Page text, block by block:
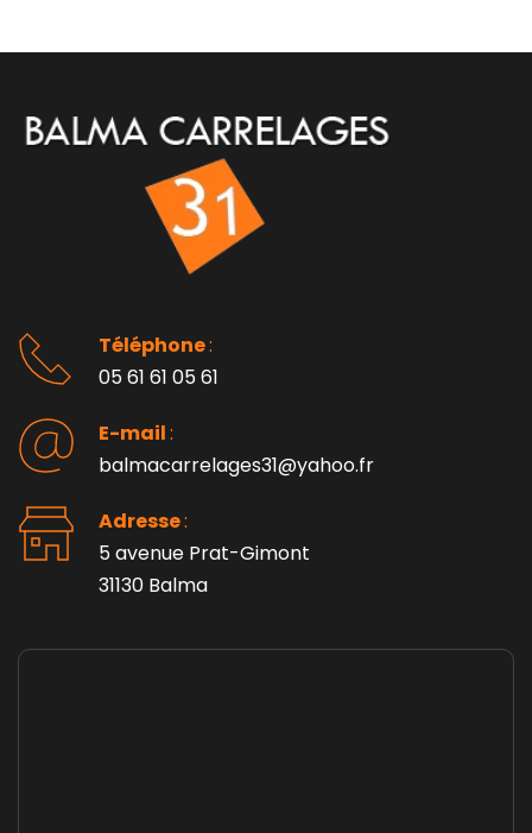
Téléphone :
05 61 61 05 61
E-mail :
balmacarrelages31@yahoo.fr
Adresse :
5 avenue Prat-Gimont
31130 Balma